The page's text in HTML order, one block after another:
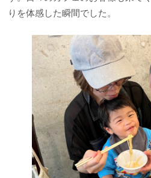
りを体感した瞬間でした。